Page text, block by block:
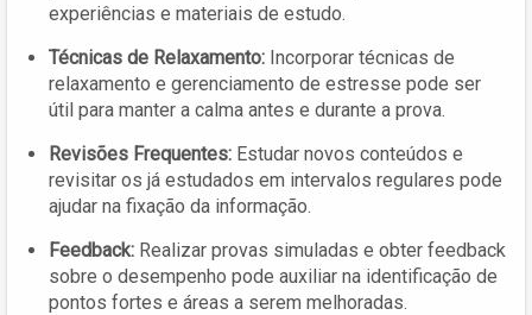
experiências e materiais de estudo.
Técnicas de Relaxamento: Incorporar técnicas de
relaxamento e gerenciamento de estresse pode ser
útil para manter a calma antes e durante a prova.
Revisões Frequentes: Estudar novos conteúdos e
revisitar os já estudados em intervalos regulares pode
ajudar na fixação da informação.
Feedback: Realizar provas simuladas e obter feedback
sobre o desempenho pode auxiliar na identificação de
pontos fortes e áreas a serem melhoradas.